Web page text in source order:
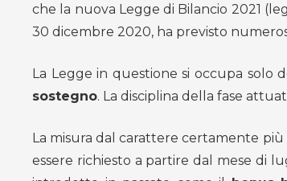
che la nuova Legge di Bilancio 2021
30 dicembre 2020, ha previsto
La Legge in questione si occupa solo
sostegno. La disciplina della fase
La misura dal carattere certamente
essere richiesto a partire dal mese di